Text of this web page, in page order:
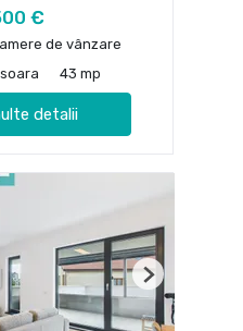
€
de vânzare
43 mp
detalii
Next